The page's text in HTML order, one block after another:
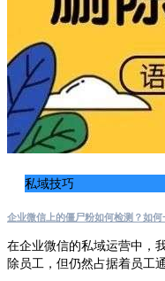
私域技巧
企业微信上的僵尸粉如何检测？如
在企业微信的私域运营中，
除员工，但仍然占据着员工